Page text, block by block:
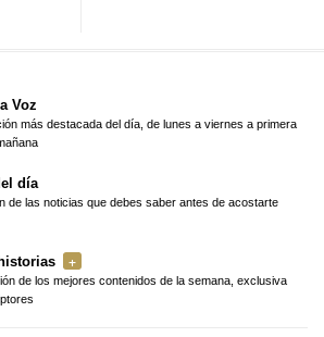
Voz
más destacada del día, de lunes a viernes a primera
día
de las noticias que debes saber antes de acostarte
de los mejores contenidos de la semana, exclusiva